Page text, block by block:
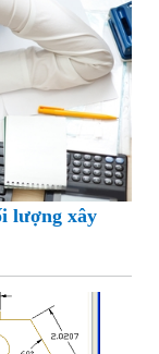
lượng xây